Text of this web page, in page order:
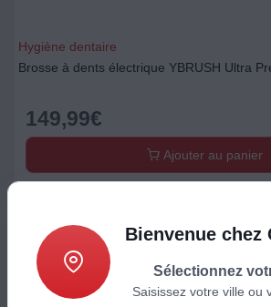
Hygiène dentaire
Brosse à dents électrique YBRUSH Ultra
149,99€
Ajouter au panier
Bienvenue chez
Sélectionnez
Saisissez votre ville ou